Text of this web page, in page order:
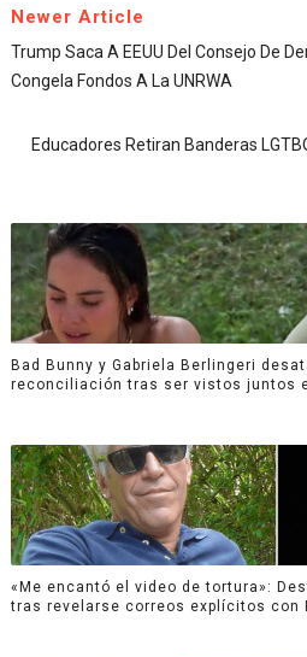
Newer Article
Trump Saca A EEUU Del Consejo De
Congela Fondos A La UNRWA
Educadores Retiran Banderas
Bad Bunny y Gabriela Berlingeri
reconciliación tras ser vistos juntos
«Me encantó el video de tortura»:
tras revelarse correos explícitos con